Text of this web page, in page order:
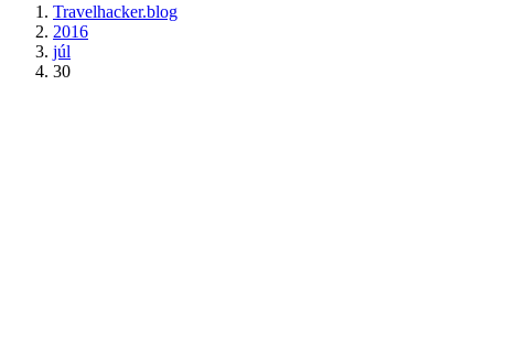
Travelhacker.blog
2016
júl
30